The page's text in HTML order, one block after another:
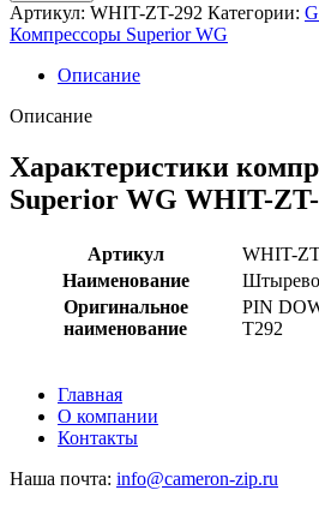
Артикул: WHIT-ZT-292 Категории:
Компрессоры Superior WG
Описание
Описание
Характеристики
Superior WG WHIT-
Артикул
WHIT-
Наименование
Оригинальное
наименование
PIN
T292
Главная
О компании
Контакты
Наша почта: info@cameron-zip.ru